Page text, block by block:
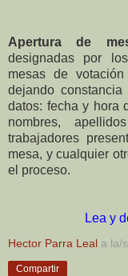
Apertura de
designadas por
mesas de
dejando
datos: fecha y hora
nombres,
trabajadores
mesa, ycualquier
el proceso.
Lea y
Hector Parra Leal a la/s
Compartir